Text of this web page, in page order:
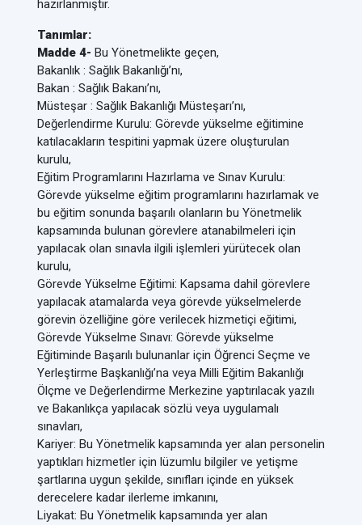
hazırlanmıştır.
Tanımlar:
Madde 4- Bu Yönetmelikte geçen,
Bakanlık : Sağlık Bakanlığı’nı,
Bakan : Sağlık Bakanı’nı,
Müsteşar : Sağlık Bakanlığı Müsteşarı’nı,
Değerlendirme Kurulu: Görevde yükselme eğitimine
katılacakların tespitini yapmak üzere oluşturulan
kurulu,
Eğitim Programlarını Hazırlama ve Sınav Kurulu:
Görevde yükselme eğitim programlarını hazırlamak ve
bu eğitim sonunda başarılı olanların bu Yönetmelik
kapsamında bulunan görevlere atanabilmeleri için
yapılacak olan sınavla ilgili işlemleri yürütecek olan
kurulu,
Görevde Yükselme Eğitimi: Kapsama dahil görevlere
yapılacak atamalarda veya görevde yükselmelerde
görevin özelliğine göre verilecek hizmetiçi eğitimi,
Görevde Yükselme Sınavı: Görevde yükselme
Eğitiminde Başarılı bulunanlar için Öğrenci Seçme ve
Yerleştirme Başkanlığı’na veya Milli Eğitim Bakanlığı
Ölçme ve Değerlendirme Merkezine yaptırılacak yazılı
ve Bakanlıkça yapılacak sözlü veya uygulamalı
sınavları,
Kariyer: Bu Yönetmelik kapsamında yer alan personelin
yaptıkları hizmetler için lüzumlu bilgiler ve yetişme
şartlarına uygun şekilde, sınıfları içinde en yüksek
derecelere kadar ilerleme imkanını,
Liyakat: Bu Yönetmelik kapsamında yer alan